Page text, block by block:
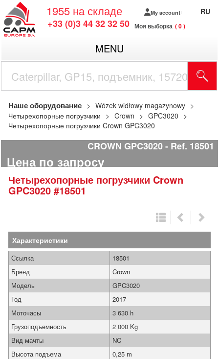
1955 на складе
+33 (0)3 44 32 32 50
My account
Моя выборка 0
RU
MENU
Наше оборудование
Wózek widłowy magazynowy
Четырехопорные погрузчики
Crown
GPC3020
Четырехопорные погрузчики Crown GPC3020
CROWN GPC3020 Ref. 18501
Цена по запросу
Четырехопорные погрузчики Crown
GPC3020 #18501
Характеристики
Ссылка
18501
Бренд
Crown
Модель
GPC3020
Год
2017
Моточасы
3 630 h
Грузоподъемность
2 000 Kg
Вид мачты
NC
Высота подъема
0,25 m